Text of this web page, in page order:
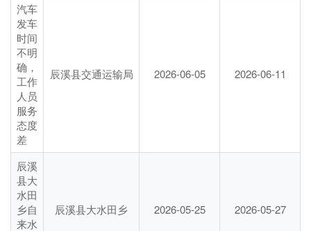
汽车
发车
时间
不明
确，
工作
人员
服务
态度
差
辰溪县交通运输局 2026-06-05 2026-06-11
辰溪
县大
水田
乡自
来水
辰溪县大水田乡 2026-05-25 2026-05-27